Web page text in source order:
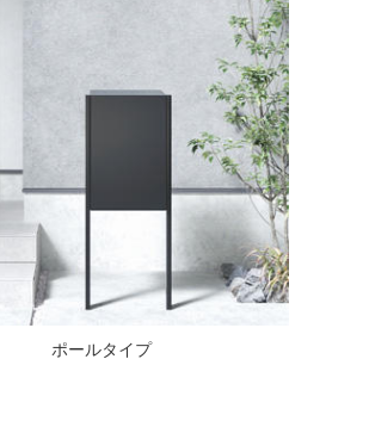
ポールタイプ